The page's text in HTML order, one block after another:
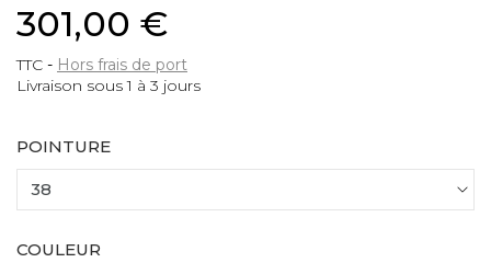
301,00 €
TTC
Hors frais de port
Livraison sous 1 à 3 jours
POINTURE
COULEUR